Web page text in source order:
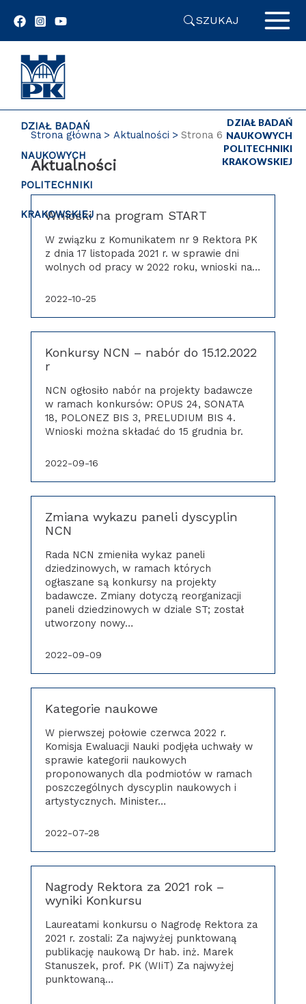
SZUKAJ
DZIAŁ BADAŃ
NAUKOWYCH
POLITECHNIKI
KRAKOWSKIEJ
DZIAŁ BADAŃ
NAUKOWYCH
POLITECHNIKI
KRAKOWSKIEJ
Strona główna Aktualności Strona 6
Aktualności
Wnioski na program START
W związku z Komunikatem nr 9 Rektora PK
z dnia 17 listopada 2021 r. w sprawie dni
wolnych od pracy w 2022 roku, wnioski na…
2022-10-25
Konkursy NCN – nabór do 15.12.2022
r
NCN ogłosiło nabór na projekty badawcze
w ramach konkursów: OPUS 24, SONATA
18, POLONEZ BIS 3, PRELUDIUM BIS 4.
Wnioski można składać do 15 grudnia br.
2022-09-16
Zmiana wykazu paneli dyscyplin
NCN
Rada NCN zmieniła wykaz paneli
dziedzinowych, w ramach których
ogłaszane są konkursy na projekty
badawcze. Zmiany dotyczą reorganizacji
paneli dziedzinowych w dziale ST; został
utworzony nowy…
2022-09-09
Kategorie naukowe
W pierwszej połowie czerwca 2022 r.
Komisja Ewaluacji Nauki podjęła uchwały w
sprawie kategorii naukowych
proponowanych dla podmiotów w ramach
poszczególnych dyscyplin naukowych i
artystycznych. Minister…
2022-07-28
Nagrody Rektora za 2021 rok –
wyniki Konkursu
Laureatami konkursu o Nagrodę Rektora za
2021 r. zostali: Za najwyżej punktowaną
publikację naukową Dr hab. inż. Marek
Stanuszek, prof. PK (WIiT) Za najwyżej
punktowaną…